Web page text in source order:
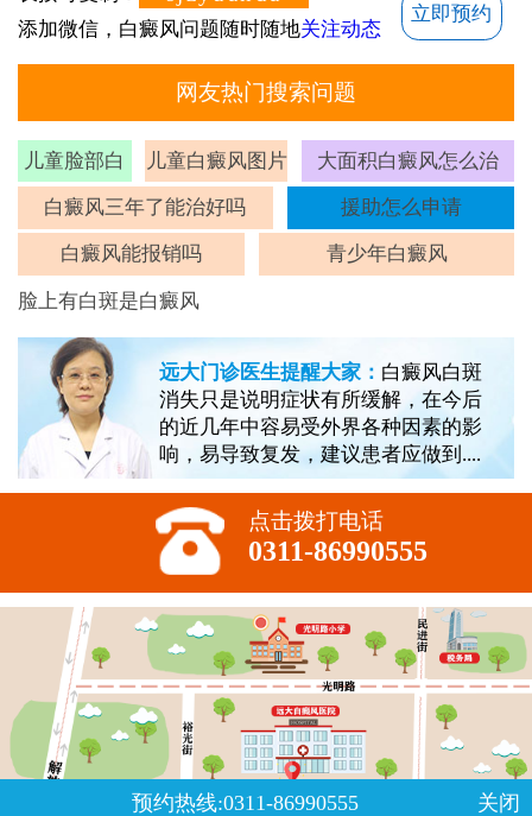
添加微信，白癜风问题随时随地关注动态
立即预约
网友热门搜索问题
儿童脸部白
斑
儿童白癜风图片 大面积白癜风怎么治
白癜风三年了能治好吗 援助怎么申请
白癜风能报销吗 青少年白癜风
脸上有白斑是白癜风
远大门诊医生提醒大家： 白癜风白斑
消失只是说明症状有所缓解，在今后
的近几年中容易受外界各种因素的影
响，易导致复发，建议患者应做到....
点击拨打电话
0311-86990555
预约热线:0311-86990555 关闭